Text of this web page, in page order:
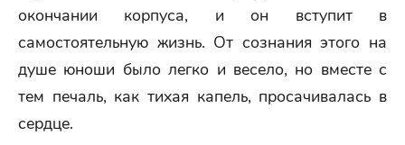
окончании корпуса, и он вступит в
самостоятельную жизнь. От сознания этого на
душе юноши было легко и весело, но вместе с
тем печаль, как тихая капель, просачивалась в
сердце.